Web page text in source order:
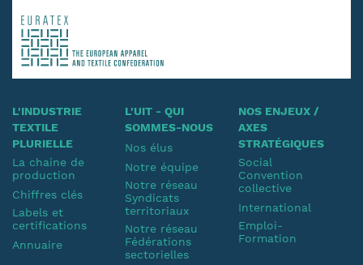
L'INDUSTRIE
TEXTILE
PLURIELLE
La chaine de
production
Chiffres clés
Labels et
certifications
Annuaire
L'UIT - QUI
SOMMES-NOUS
Nos élus
Notre équipe
Notre réseau
Syndicats
territoriaux
Notre réseau
Fédérations
sectorielles
NOS ENJEUX /
AXES
STRATÉGIQUES
Social
Convention
collective
International
Emploi-
Formation